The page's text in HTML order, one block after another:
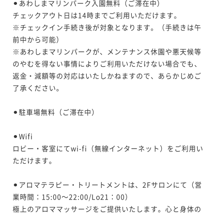
⚫︎あわしまマリンパーク入園無料（ご滞在中）
チェックアウト日は14時までご利用いただけます。
※チェックイン手続き後が対象となります。（手続きは午
前中から可能）
※あわしまマリンパークが、メンテナンス休園や悪天候等
のやむを得ない事情によりご利用いただけない場合でも、
返金・減額等の対応はいたしかねますので、あらかじめご
了承ください。
⚫︎駐車場無料（ご滞在中）
⚫︎Wifi
ロビー・客室にてwi-fi（無線インターネット）をご利用い
ただけます。
⚫︎アロマテラピー・トリートメントは、2Fサロンにて（営
業時間：15:00～22:00/Lo21：00）
極上のアロママッサージをご提供いたします。心と身体の